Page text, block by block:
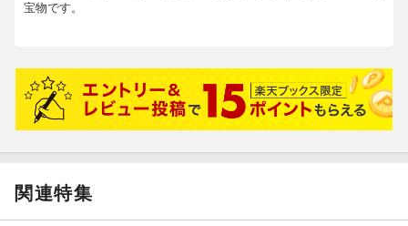
宝物です。
関連特集